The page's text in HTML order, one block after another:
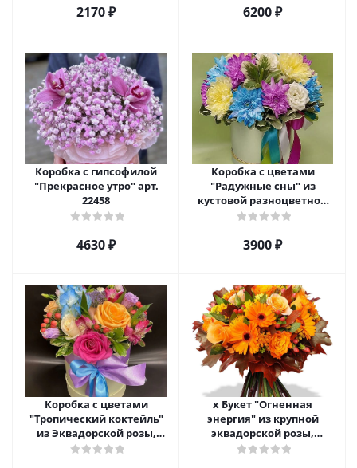
2170 ₽ 6200 ₽
Коробка с гипсофилой
"Прекрасное утро" арт.
22458
4630 ₽
Коробка с цветами
"Радужные сны" из
кустовой разноцветной
хризантемы арт. 22457
3900 ₽
Коробка с цветами
"Тропический коктейль"
из Эквадорской розы,
эустомы, альстромерии
х Букет "Огненная
энергия" из крупной
эквадорской розы,
гиперикума и гермини.